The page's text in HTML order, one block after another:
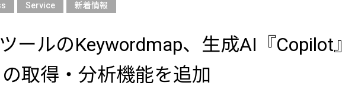
Service 新着情報
ールのKeywordmap、生成AI『Copilot』
取得・分析機能を追加